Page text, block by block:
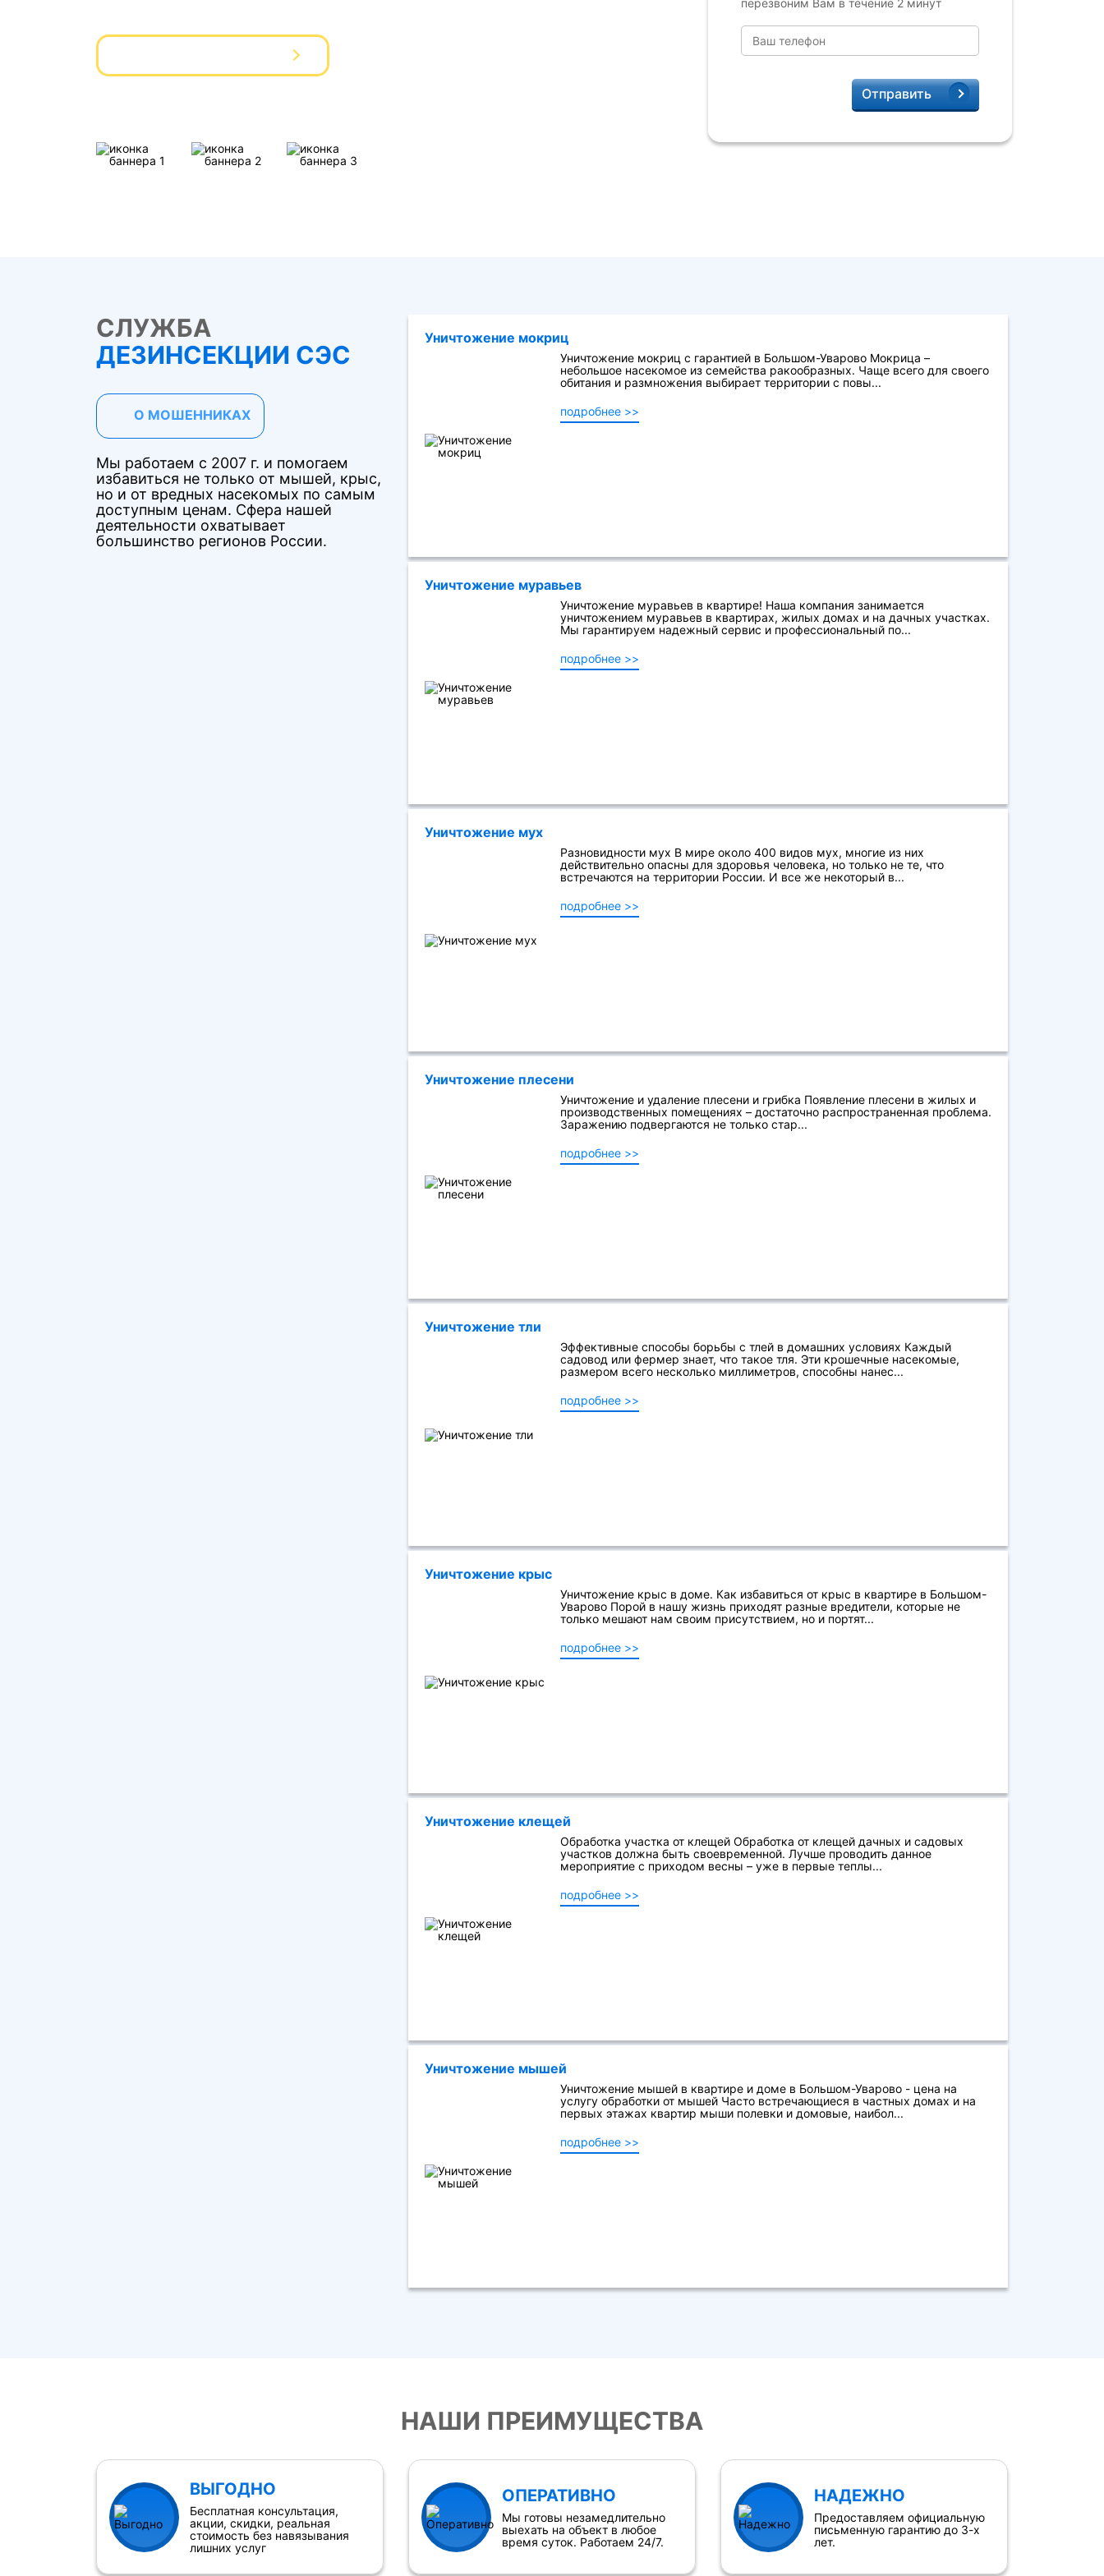
перезвоним Вам в течение 2 минут
Отправить
СЛУЖБА
ДЕЗИНСЕКЦИИ СЭС
О МОШЕННИКАХ
Мы работаем с 2007 г. и помогаем
избавиться не только от мышей, крыс,
но и от вредных насекомых по самым
доступным ценам. Сфера нашей
деятельности охватывает
большинство регионов России.
Уничтожение мокриц
Уничтожение мокриц с гарантией в Большом-Уварово Мокрица –
небольшое насекомое из семейства ракообразных. Чаще всего для своего
обитания и размножения выбирает территории с повы...
подробнее >>
Уничтожение муравьев
Уничтожение муравьев в квартире! Наша компания занимается
уничтожением муравьев в квартирах, жилых домах и на дачных участках.
Мы гарантируем надежный сервис и профессиональный по...
подробнее >>
Уничтожение мух
Разновидности мух В мире около 400 видов мух, многие из них
действительно опасны для здоровья человека, но только не те, что
встречаются на территории России. И все же некоторый в...
подробнее >>
Уничтожение плесени
Уничтожение и удаление плесени и грибка Появление плесени в жилых и
производственных помещениях – достаточно распространенная проблема.
Заражению подвергаются не только стар...
подробнее >>
Уничтожение тли
Эффективные способы борьбы с тлей в домашних условиях Каждый
садовод или фермер знает, что такое тля. Эти крошечные насекомые,
размером всего несколько миллиметров, способны нанес...
подробнее >>
Уничтожение крыс
Уничтожение крыс в доме. Как избавиться от крыс в квартире в Большом-
Уварово Порой в нашу жизнь приходят разные вредители, которые не
только мешают нам своим присутствием, но и портят...
подробнее >>
Уничтожение клещей
Обработка участка от клещей Обработка от клещей дачных и садовых
участков должна быть своевременной. Лучше проводить данное
мероприятие с приходом весны – уже в первые теплы...
подробнее >>
Уничтожение мышей
Уничтожение мышей в квартире и доме в Большом-Уварово - цена на
услугу обработки от мышей Часто встречающиеся в частных домах и на
первых этажах квартир мыши полевки и домовые, наибол...
подробнее >>
НАШИ ПРЕИМУЩЕСТВА
ВЫГОДНО
Бесплатная консультация,
акции, скидки, реальная
стоимость без навязывания
лишних услуг
ОПЕРАТИВНО
Мы готовы незамедлительно
выехать на объект в любое
время суток. Работаем 24/7.
НАДЕЖНО
Предоставляем официальную
письменную гарантию до 3-х
лет.